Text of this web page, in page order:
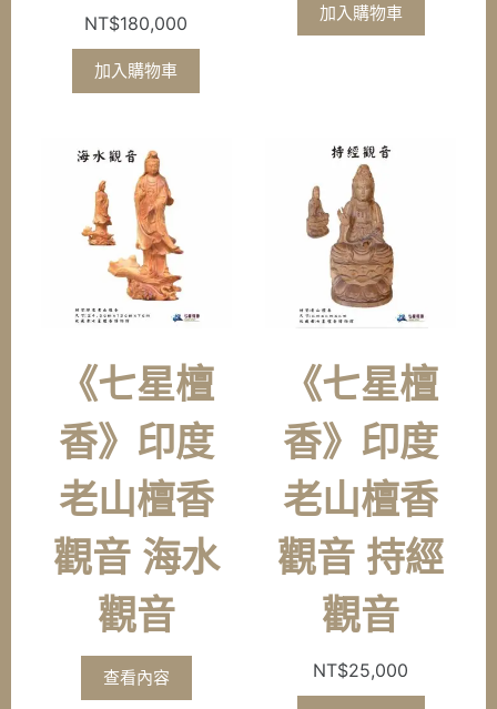
NT$180,000
加入購物車
加入購物車
《七星檀
香》印度
老山檀香
觀音 海水
觀音
查看內容
《七星檀
香》印度
老山檀香
觀音 持經
觀音
NT$25,000